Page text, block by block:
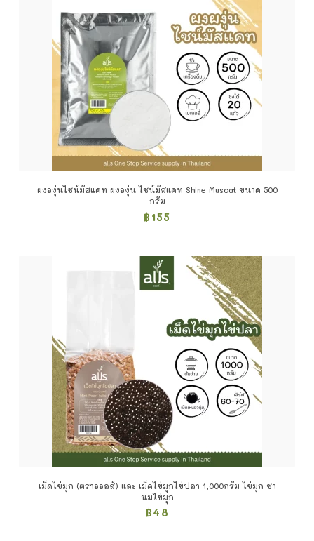
ผงองุ่นไชน์มัสแคท ผงองุ่น ไชน์มัสแคท Shine Muscat ขนาด 500
กรัม
฿ 155
เม็ดไข่มุก (ตราออลส์) และ เม็ดไข่มุกไข่ปลา 1,000กรัม ไข่มุก ชา
นมไข่มุก
฿48